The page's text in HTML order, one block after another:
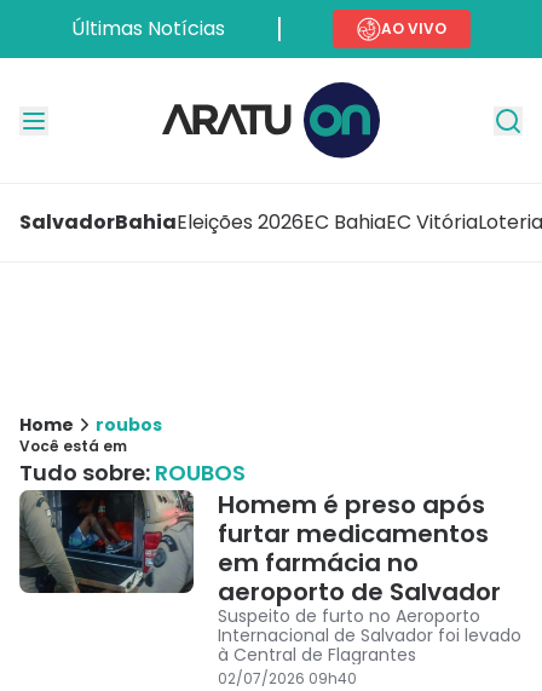
Últimas Notícias AO VIVO
SalvadorBahiaEleições 2026EC BahiaEC Vitória
Home roubos
Você está em
Tudo sobre: ROUBOS
Homem é preso após
furtar medicamentos
em farmácia no
aeroporto de Salvador
Suspeito de furto no Aeroporto
Internacional de Salvador foi levado
à Central de Flagrantes
02/07/2026 09h40